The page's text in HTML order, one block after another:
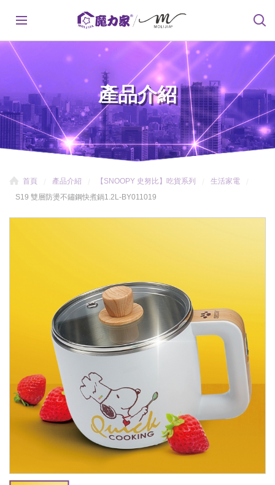
產品介紹
首頁 產品介紹 【SNOOPY 史努比】吃貨系列
生活家電
S19 雙層防燙不鏽鋼快煮鍋1.2L-BY011019